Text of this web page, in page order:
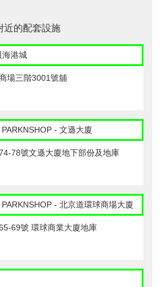
近的配套設施
海港城
場三階3001號舖
- 文遜大廈
78號文遜大廈地下部份及地庫
- 北京道環球商場大廈
69號 環球商業大廈地庫